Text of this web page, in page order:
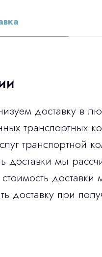
доставку в
транспортных
транспортной
доставки мы
доставку при